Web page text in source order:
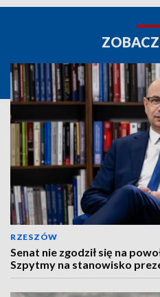
RZESZÓW
Senat nie zgodził się na
Szpytmy na stanowisko